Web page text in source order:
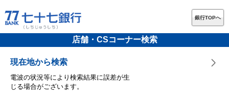
銀行TOPへ
店舗・CSコーナー検索
現在地から検索
電波の状況等により検索結果に誤差が生
じる場合がございます。